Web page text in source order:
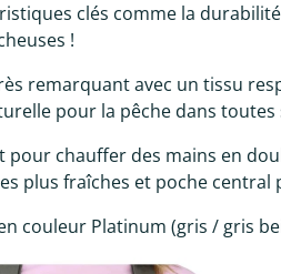
clés comme la
!
remarquant avec un tissu
pour la pêche dans
pour chauffer des mains en
plus fraîches et poche central
couleur Platinum (gris / gris